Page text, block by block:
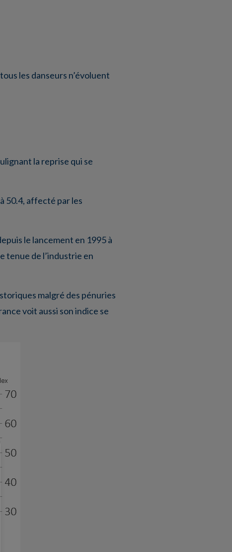
les danseurs n’évoluent
la reprise qui se
50.4, affecté par les
le lancement en 1995 à
tenue de l’industrie en
malgré des pénuries
voit aussi son indice se